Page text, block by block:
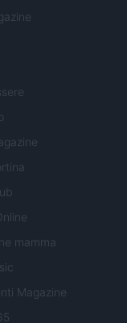
mamma
Magazine